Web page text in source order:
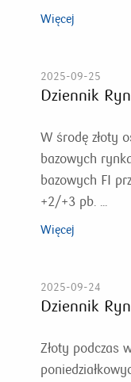
Więcej
2025-09-25
Dziennik
W środę złoty
bazowych
bazowych FI
+2/+3 pb. ...
Więcej
2025-09-24
Dziennik
Złoty podczas